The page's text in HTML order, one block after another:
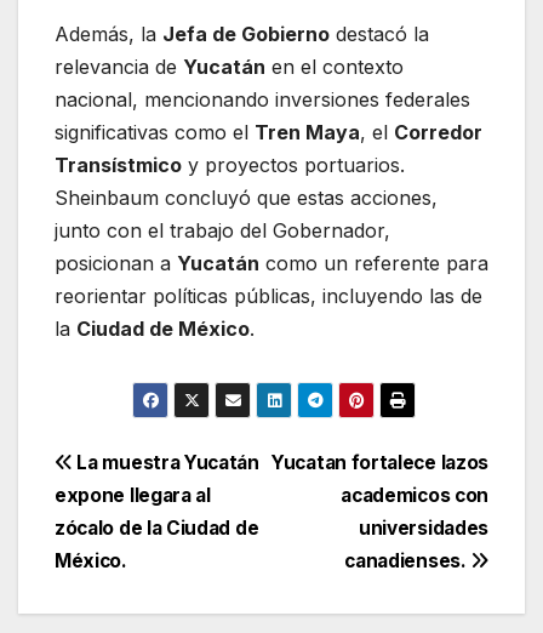
Además, la Jefa de Gobierno destacó la
relevancia de Yucatán en el contexto
nacional, mencionando inversiones federales
significativas como el Tren Maya, el Corredor
Transístmico y proyectos portuarios.
Sheinbaum concluyó que estas acciones,
junto con el trabajo del Gobernador,
posicionan a Yucatán como un referente para
reorientar políticas públicas, incluyendo las de
la Ciudad de México.
Navegación
de
entradas
Yucatan fortalece lazos
academicos con
universidades
canadienses.
La muestra Yucatán
expone llegara al
zócalo de la Ciudad de
México.